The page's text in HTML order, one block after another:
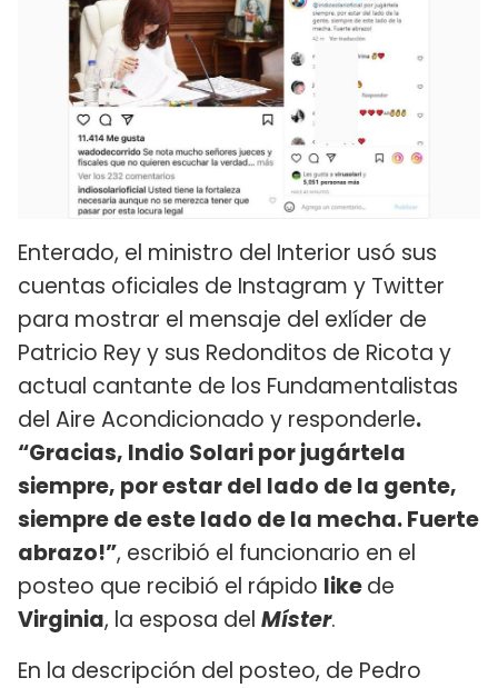
Enterado, el ministro del Interior usó sus
cuentas oficiales de Instagram y Twitter
para mostrar el mensaje del exlíder de
Patricio Rey y sus Redonditos de Ricota y
actual cantante de los Fundamentalistas
del Aire Acondicionado y responderle.
“Gracias, Indio Solari por jugártela
siempre, por estar del lado de la gente,
siempre de este lado de la mecha. Fuerte
abrazo!”, escribió el funcionario en el
posteo que recibió el rápido likede
Virginia, la esposa del Míster.
En la descripción del posteo, de Pedro